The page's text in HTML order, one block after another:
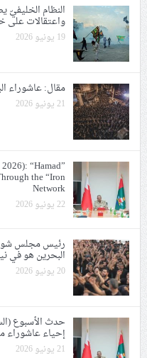
النظام
واعتقالات على
19 يونيو 2026
مقال: عاشوراء
21 يونيو 2026
“Hamad”
the “Iron
Network
22 يونيو 2026
البحرين هو في
20 يونيو 2026
إحياء عاشوراء
21 يونيو 2026